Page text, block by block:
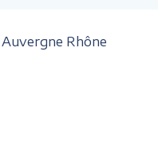
Rhône